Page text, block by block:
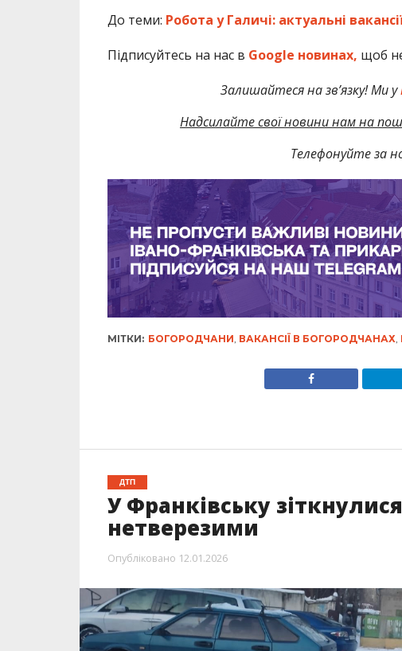
До теми: Робота у Галичі: актуальні
Підписуйтесь на нас в Google новинах, щоб
Залишайтеся на зв’язку! Ми у
Надсилайте свої новини нам на
Телефонуйте за
МІТКИ: БОГОРОДЧАНИ, ВАКАНСІЇ В БОГОРОДЧАНАХ,
ДТП
У Франківську
нетверезими
Опубліковано 12.01.2026